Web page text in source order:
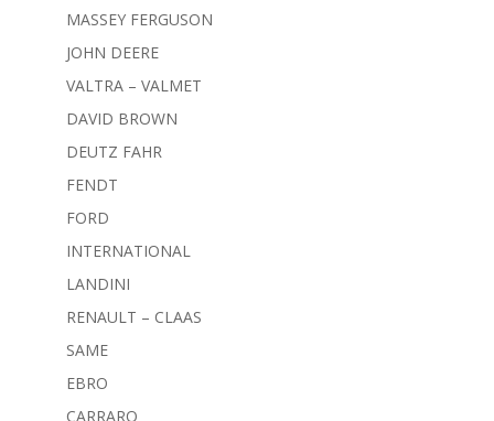
MASSEY FERGUSON
JOHN DEERE
VALTRA – VALMET
DAVID BROWN
DEUTZ FAHR
FENDT
FORD
INTERNATIONAL
LANDINI
RENAULT – CLAAS
SAME
EBRO
CARRARO